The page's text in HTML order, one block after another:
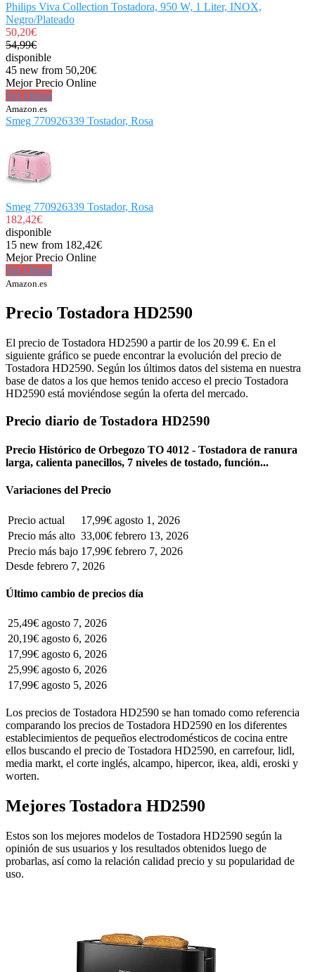
Philips Viva Collection Tostadora, 950 W, 1 Liter, INOX,
Negro/Plateado
50,20€
54,99€
disponible
45 new from 50,20€
Mejor Precio Online
Ver Oferta
Amazon.es
Smeg 770926339 Tostador, Rosa
Smeg 770926339 Tostador, Rosa
182,42€
disponible
15 new from 182,42€
Mejor Precio Online
Ver Oferta
Amazon.es
Precio Tostadora HD2590
El precio de Tostadora HD2590 a partir de los 20.99 €. En el
siguiente gráfico se puede encontrar la evolución del precio de
Tostadora HD2590. Según los últimos datos del sistema en nuestra
base de datos a los que hemos tenido acceso el precio Tostadora
HD2590 está moviéndose según la oferta del mercado.
Precio diario de Tostadora HD2590
Precio Histórico de Orbegozo TO 4012 - Tostadora de ranura
larga, calienta panecillos, 7 niveles de tostado, función...
Variaciones del Precio
Precio actual 17,99€ agosto 1, 2026
Precio más alto 33,00€ febrero 13, 2026
Precio más bajo 17,99€ febrero 7, 2026
Desde febrero 7, 2026
Último cambio de precios día
25,49€ agosto 7, 2026
20,19€ agosto 6, 2026
17,99€ agosto 6, 2026
25,99€ agosto 6, 2026
17,99€ agosto 5, 2026
Los precios de Tostadora HD2590 se han tomado como referencia
comparando los precios de Tostadora HD2590 en los diferentes
establecimientos de pequeños electrodomésticos de cocina entre
ellos buscando el precio de Tostadora HD2590, en carrefour, lidl,
media markt, el corte inglés, alcampo, hipercor, ikea, aldi, eroski y
worten.
Mejores Tostadora HD2590
Estos son los mejores modelos de Tostadora HD2590 según la
opinión de sus usuarios y los resultados obtenidos luego de
probarlas, así como la relación calidad precio y su popularidad de
uso.